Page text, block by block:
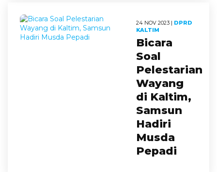
24 NOV 2023 | DPRD
KALTIM
Bicara
Soal
Pelestarian
Wayang
di Kaltim,
Samsun
Hadiri
Musda
Pepadi